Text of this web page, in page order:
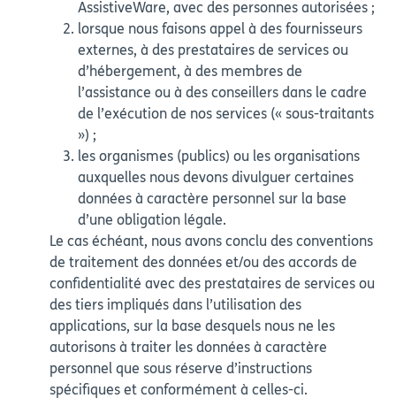
AssistiveWare, avec des personnes autorisées ;
lorsque nous faisons appel à des fournisseurs
externes, à des prestataires de services ou
d’hébergement, à des membres de
l’assistance ou à des conseillers dans le cadre
de l’exécution de nos services (« sous-traitants
») ;
les organismes (publics) ou les organisations
auxquelles nous devons divulguer certaines
données à caractère personnel sur la base
d’une obligation légale.
Le cas échéant, nous avons conclu des conventions
de traitement des données et/ou des accords de
confidentialité avec des prestataires de services ou
des tiers impliqués dans l’utilisation des
applications, sur la base desquels nous ne les
autorisons à traiter les données à caractère
personnel que sous réserve d’instructions
spécifiques et conformément à celles-ci.